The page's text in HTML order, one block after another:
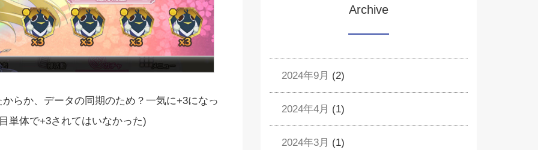
らか、データの同期のため？一気に+3になっ
単体で+3されてはいなかった)
Archive
2024年9月 (2)
2024年4月 (1)
2024年3月 (1)